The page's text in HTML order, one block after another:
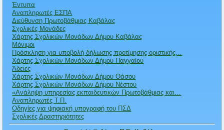
Έντυπα
Αναπληρωτές ΕΣΠΑ
Διεύθυνση Πρωτοβάθμιας Καβάλας
Σχολικές Μονάδες
Χάρτης Σχολικών Μονάδων Δήμου Καβάλας
Μόνιμοι
Πρόσκληση για υποβολή δήλωσης προτίμησης οριστικής…
Χάρτης Σχολικών Μονάδων Δήμου Παγγαίου
Άδειες
Χάρτης Σχολικών Μονάδων Δήμου Θάσου
Χάρτης Σχολικών Μονάδων Δήμου Νέστου
«Ανάληψη υπηρεσίας εκπαιδευτικών Πρωτοβάθμιας και…
Αναπληρωτές Τ.Π.
Οδηγίες για ψηφιακή υπογραφή του ΠΣΔ
Σχολικές Δραστηριότητες